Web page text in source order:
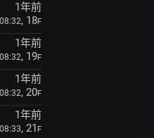
1年前
, 18F
1年前
, 19F
1年前
, 20F
1年前
, 21 F